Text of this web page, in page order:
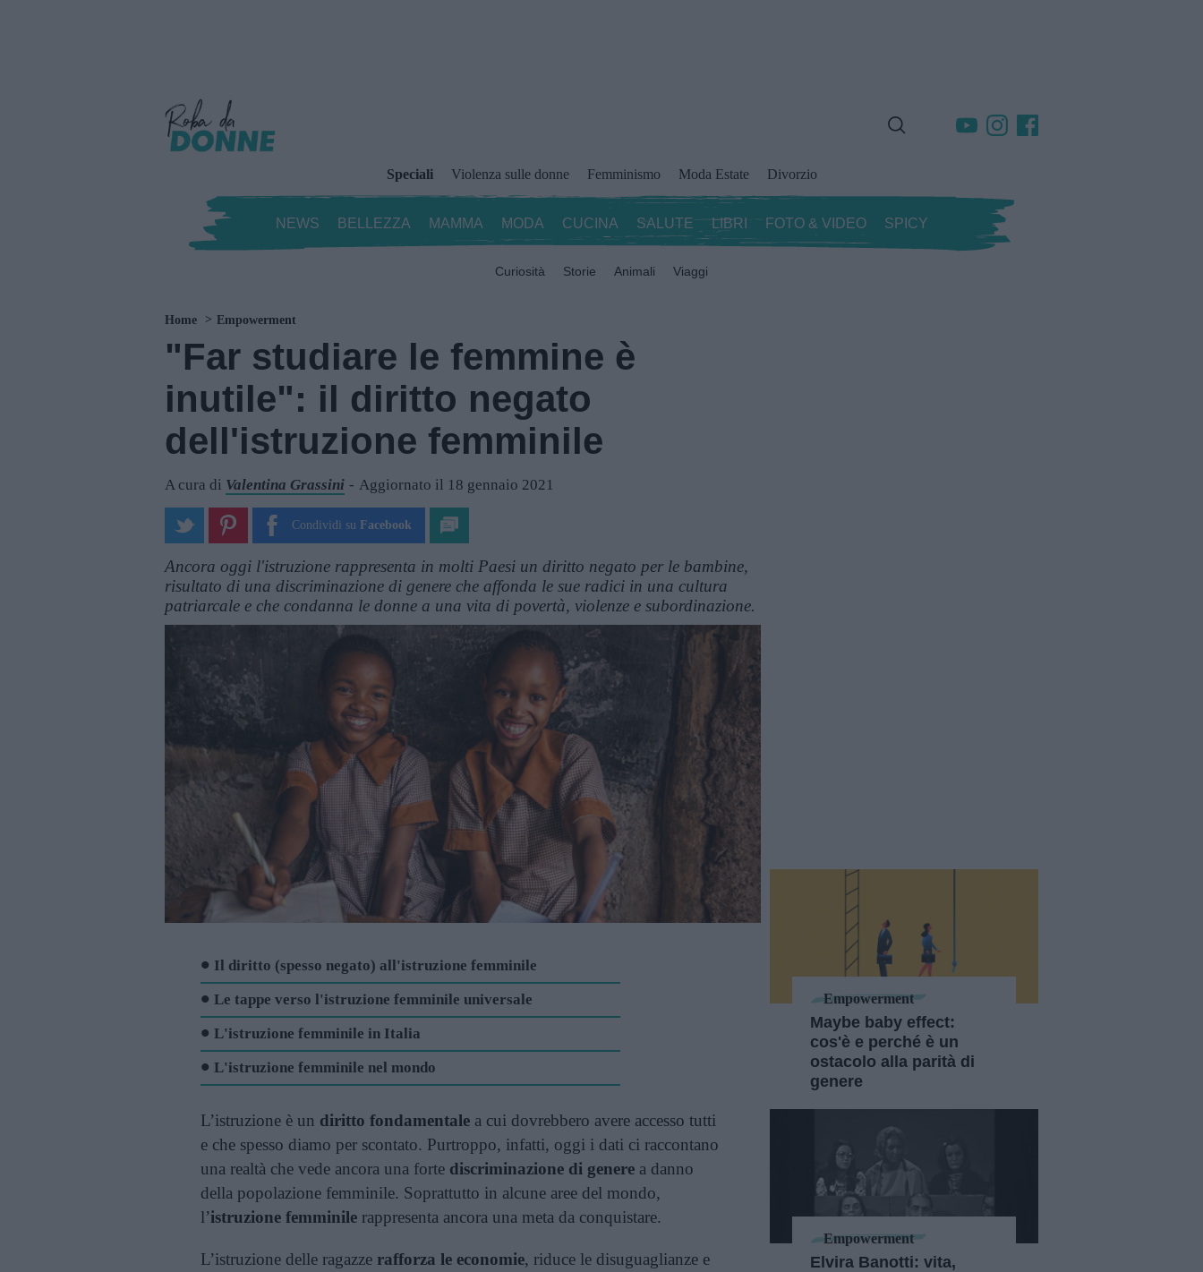
Speciali Violenza sulle donne Femminismo Moda Estate Divorzio
NEWS BELLEZZA MAMMA MODA CUCINA SALUTE LIBRI FOTO & VIDEO SPICY
Curiosità Storie Animali Viaggi
Home Empowerment
"Far studiare le femmine è
inutile": il diritto negato
dell'istruzione femminile
A cura di Valentina Grassini Aggiornato il 18 gennaio 2021
Condividi su Facebook
Ancora oggi l'istruzione rappresenta in molti Paesi un diritto negato per le bambine,
risultato di una discriminazione di genere che affonda le sue radici in una cultura
patriarcale e che condanna le donne a una vita di povertà, violenze e subordinazione.
Il diritto (spesso negato) all'istruzione femminile
Le tappe verso l'istruzione femminile universale
L'istruzione femminile in Italia
L'istruzione femminile nel mondo
L’istruzione è un diritto fondamentale a cui dovrebbero avere accesso tutti
e che spesso diamo per scontato. Purtroppo, infatti, oggi i dati ci raccontano
una realtà che vede ancora una forte discriminazione di genere a danno
della popolazione femminile. Soprattutto in alcune aree del mondo,
l’istruzione femminile rappresenta ancora una meta da conquistare.
L’istruzione delle ragazze rafforza le economie, riduce le disuguaglianze e
Empowerment
Maybe baby effect:
cos'è e perché è un
ostacolo alla parità di
genere
Empowerment
Elvira Banotti: vita,